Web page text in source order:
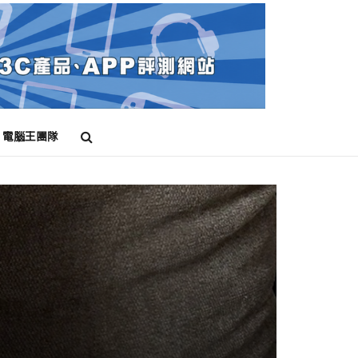
電腦王團隊